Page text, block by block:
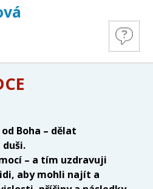
Boha – dělat
duši.
– a tím uzdravuji
aby mohli najít a